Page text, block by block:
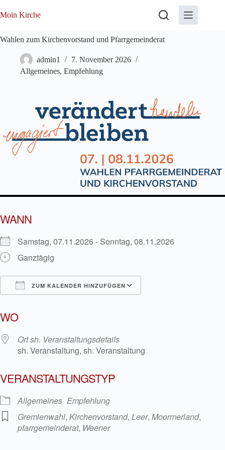
Inhalt
Moin Kirche
Wahlen zum Kirchenvorstand und Pfarrgemeinderat
admin1
7. November 2026
Allgemeines, Empfehlung
WANN
Samstag, 07.11.2026 - Sonntag, 08.11.2026
Ganztägig
ZUM KALENDER HINZUFÜGEN
WO
Ort sh. Veranstaltungsdetails
sh. Veranstaltung, sh. Veranstaltung
VERANSTALTUNGSTYP
Allgemeines Empfehlung
Gremienwahl, Kirchenvorstand, Leer, Moormerland,
pfarrgemeinderat, Weener